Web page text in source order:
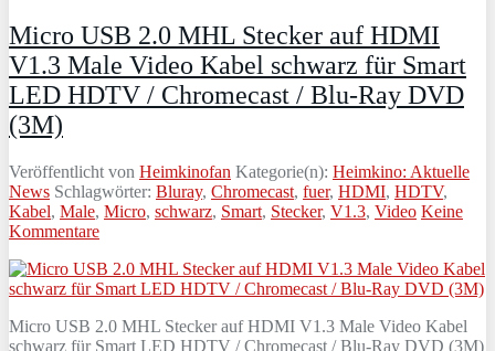
Micro USB 2.0 MHL Stecker auf HDMI
V1.3 Male Video Kabel schwarz für Smart
LED HDTV / Chromecast / Blu-Ray DVD
(3M)
Veröffentlicht von Heimkinofan Kategorie(n): Heimkino: Aktuelle
News Schlagwörter: Bluray, Chromecast, fuer, HDMI, HDTV,
Kabel, Male, Micro, schwarz, Smart, Stecker, V1.3, Video Keine
Kommentare
Micro USB 2.0 MHL Stecker auf HDMI V1.3 Male Video Kabel
schwarz für Smart LED HDTV / Chromecast / Blu-Ray DVD (3M)